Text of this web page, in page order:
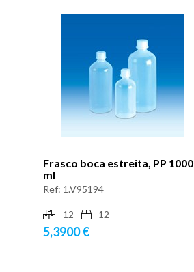
Frasco boca estreita, PP 1000
ml
Ref: 1.V95194
12 12
5,3900 €